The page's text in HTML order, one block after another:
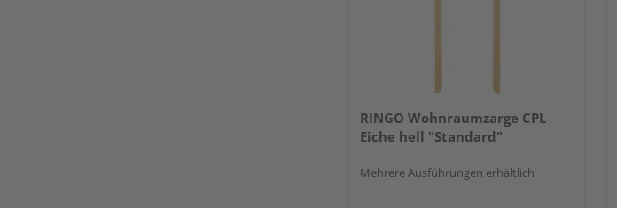
RINGO Wohnraumzarge CPL
Eiche hell "Standard"
Mehrere Ausführungen erhältlich